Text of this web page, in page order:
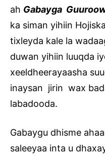
ah Gabayga
ka siman yihiin
tixleyda kale la
duwan yihiin luuqda
xeeldheerayaasha
inaysan jirin wax
labadooda.
Gabaygu dhisme
saleeyaa inta u